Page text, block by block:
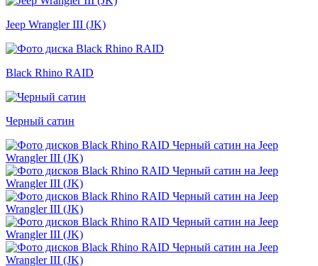
Jeep Wrangler III (JK)
Black Rhino RAID
Черный сатин